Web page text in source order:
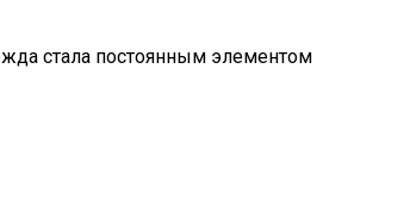
стала постоянным элементом